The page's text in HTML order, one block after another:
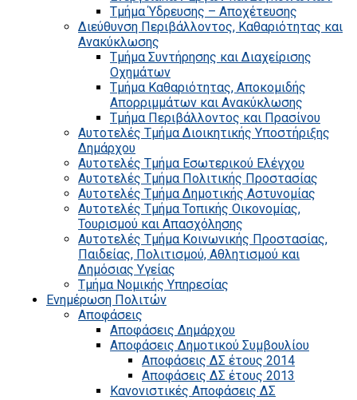
Τμήμα Ύδρευσης – Αποχέτευσης
Διεύθυνση Περιβάλλοντος, Καθαριότητας και
Ανακύκλωσης
Τμήμα Συντήρησης και Διαχείρισης
Οχημάτων
Τμήμα Καθαριότητας, Αποκομιδής
Απορριμμάτων και Ανακύκλωσης
Τμήμα Περιβάλλοντος και Πρασίνου
Αυτοτελές Τμήμα Διοικητικής Υποστήριξης
Δημάρχου
Αυτοτελές Τμήμα Εσωτερικού Ελέγχου
Αυτοτελές Τμήμα Πολιτικής Προστασίας
Αυτοτελές Τμήμα Δημοτικής Αστυνομίας
Αυτοτελές Τμήμα Τοπικής Οικονομίας,
Τουρισμού και Απασχόλησης
Αυτοτελές Τμήμα Κοινωνικής Προστασίας,
Παιδείας, Πολιτισμού, Αθλητισμού και
Δημόσιας Υγείας
Τμήμα Νομικής Υπηρεσίας
Ενημέρωση Πολιτών
Αποφάσεις
Αποφάσεις Δημάρχου
Αποφάσεις Δημοτικού Συμβουλίου
Αποφάσεις ΔΣ έτους 2014
Αποφάσεις ΔΣ έτους 2013
Κανονιστικές Αποφάσεις ΔΣ